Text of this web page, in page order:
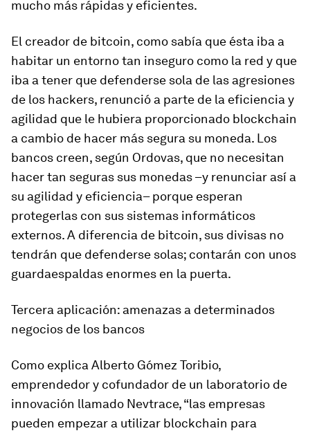
mucho más rápidas y eficientes.
El creador de bitcoin, como sabía que ésta iba a
habitar un entorno tan inseguro como la red y que
iba a tener que defenderse sola de las agresiones
de los hackers, renunció a parte de la eficiencia y
agilidad que le hubiera proporcionado blockchain
a cambio de hacer más segura su moneda. Los
bancos creen, según Ordovas, que no necesitan
hacer tan seguras sus monedas –y renunciar así a
su agilidad y eficiencia– porque esperan
protegerlas con sus sistemas informáticos
externos. A diferencia de bitcoin, sus divisas no
tendrán que defenderse solas; contarán con unos
guardaespaldas enormes en la puerta.
Tercera aplicación: amenazas a determinados
negocios de los bancos
Como explica Alberto Gómez Toribio,
emprendedor y cofundador de un laboratorio de
innovación llamado Nevtrace, “las empresas
pueden empezar a utilizar blockchain para